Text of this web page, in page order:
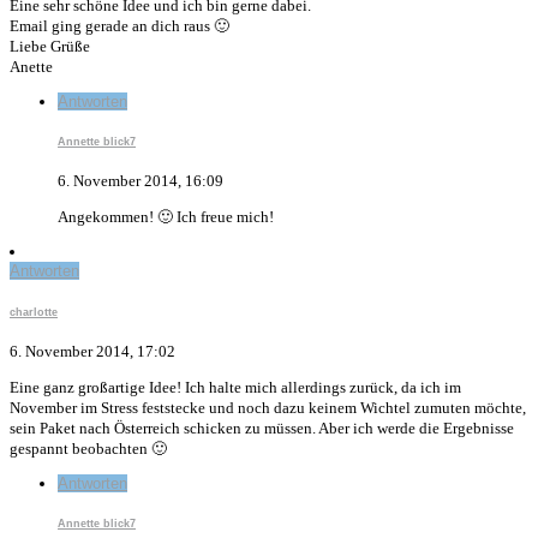
Eine sehr schöne Idee und ich bin gerne dabei.
Email ging gerade an dich raus 🙂
Liebe Grüße
Anette
Antworten
Annette blick7
6. November 2014, 16:09
Angekommen! 🙂 Ich freue mich!
Antworten
charlotte
6. November 2014, 17:02
Eine ganz großartige Idee! Ich halte mich allerdings zurück, da ich im
November im Stress feststecke und noch dazu keinem Wichtel zumuten möchte,
sein Paket nach Österreich schicken zu müssen. Aber ich werde die Ergebnisse
gespannt beobachten 🙂
Antworten
Annette blick7